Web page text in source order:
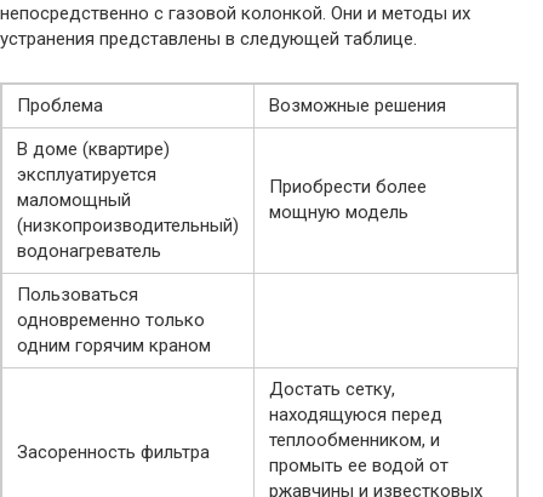
непосредственно с газовой колонкой. Они и методы их
устранения представлены в следующей таблице.
Проблема
Возможные решения
В доме (квартире)
эксплуатируется
маломощный
(низкопроизводительный)
водонагреватель
Приобрести более
мощную модель
Пользоваться
одновременно только
одним горячим краном
Засоренность фильтра
Достать сетку,
находящуюся перед
теплообменником, и
промыть ее водой от
ржавчины и известковых